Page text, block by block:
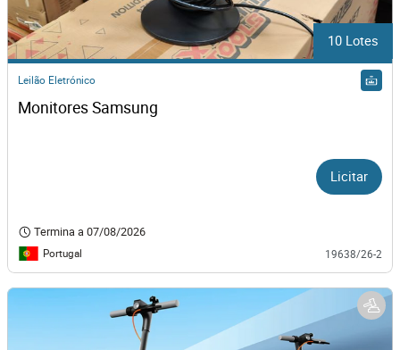
10 Lotes
Leilão Eletrónico
Monitores Samsung
Licitar
Termina a07/08/2026
Portugal 19638/26-2